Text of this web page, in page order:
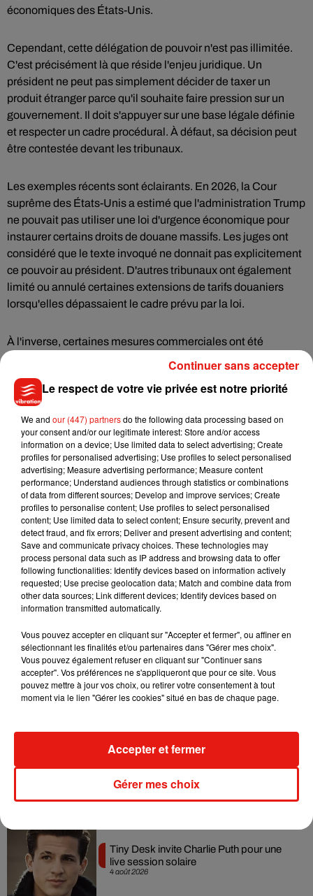
économiques des États-Unis.
Cependant, cette délégation de pouvoir n'est pas illimitée.
C'est précisément là que réside l'enjeu juridique. Un
président ne peut pas simplement décider de taxer un
produit étranger parce qu'il souhaite faire pression sur un
gouvernement. Il doit s'appuyer sur une base légale définie
et respecter un cadre procédural. À défaut, sa décision peut
être contestée devant les tribunaux.
Les exemples récents sont éclairants. En 2026, la Cour
suprême des États-Unis a estimé que l'administration Trump
ne pouvait pas utiliser une loi d'urgence économique pour
instaurer certains droits de douane massifs. Les juges ont
considéré que le texte invoqué ne donnait pas explicitement
ce pouvoir au président. D'autres tribunaux ont également
limité ou annulé certaines extensions de tarifs douaniers
lorsqu'elles dépassaient le cadre prévu par la loi.
À l'inverse, certaines mesures commerciales ont été
accordés par le Congrès.
C'est pourquoi la formule « je n'ai pas le choix » relève
davantage du discours politique que de la réalité juridique.
Donald Trump dispose bien de plusieurs outils pour exercer
une pression commerciale sur l'Europe. Mais leur utilisation
reste encadrée, contestable devant les tribunaux et soumise
à des limites institutionnelles. Aux États-Unis, même en
matière de commerce international, le pouvoir présidentiel
n'est jamais absolu.
Réécoutez la chronique :
Musique
5 août 2026
Benny Blanco invite Selena Gomez et
Becky G sur son nouveau single
4 août 2026
Tiny Desk invite Charlie Puth pour une
live session solaire
Le respect de votre vie privée est notre priorité
We and our (447) partnersdo the following data processing based on
your consent and/or our legitimate interest: Store and/or access
information on a device; Use limited data to select advertising; Create
profiles for personalised advertising; Use profiles to select personalised
advertising; Measure advertising performance; Measure content
performance; Understand audiences through statistics or combinations
of data from different sources; Develop and improve services; Create
profiles to personalise content; Use profiles to select personalised
content; Use limited data to select content; Ensure security, prevent and
detect fraud, and fix errors; Deliver and present advertising and content;
Save and communicate privacy choices. These technologies may
process personal data such as IP address and browsing data to offer
following functionalities: Identify devices based on information actively
requested; Use precise geolocation data; Match and combine data from
other data sources; Link different devices; Identify devices based on
information transmitted automatically.
Vous pouvez accepter en cliquant sur "Accepter et fermer", ou affiner en
sélectionnant les finalités et/ou partenaires dans "Gérer mes choix".
Vous pouvez également refuser en cliquant sur "Continuer sans
accepter". Vos préférences ne s'appliqueront que pour ce site. Vous
pouvez mettre à jour vos choix, ou retirer votre consentement à tout
moment via le lien "Gérer les cookies" situé en bas de chaque page.
Gérer mes choix
Accepter et fermer
Continuer sans accepter